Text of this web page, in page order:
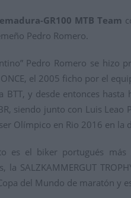
GR100 MTB Team
Pedro Romero.
Pedro Romero se
el 2005 ficho por el
BTT, y desde entonces
siendo junto con Luis
Olímpico en Rio 2016 en la
es el biker portugués
la SALZKAMMERGUT
del Mundo de maratón y